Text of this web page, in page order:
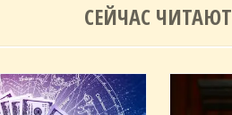
СЕЙЧАС ЧИТАЮТ